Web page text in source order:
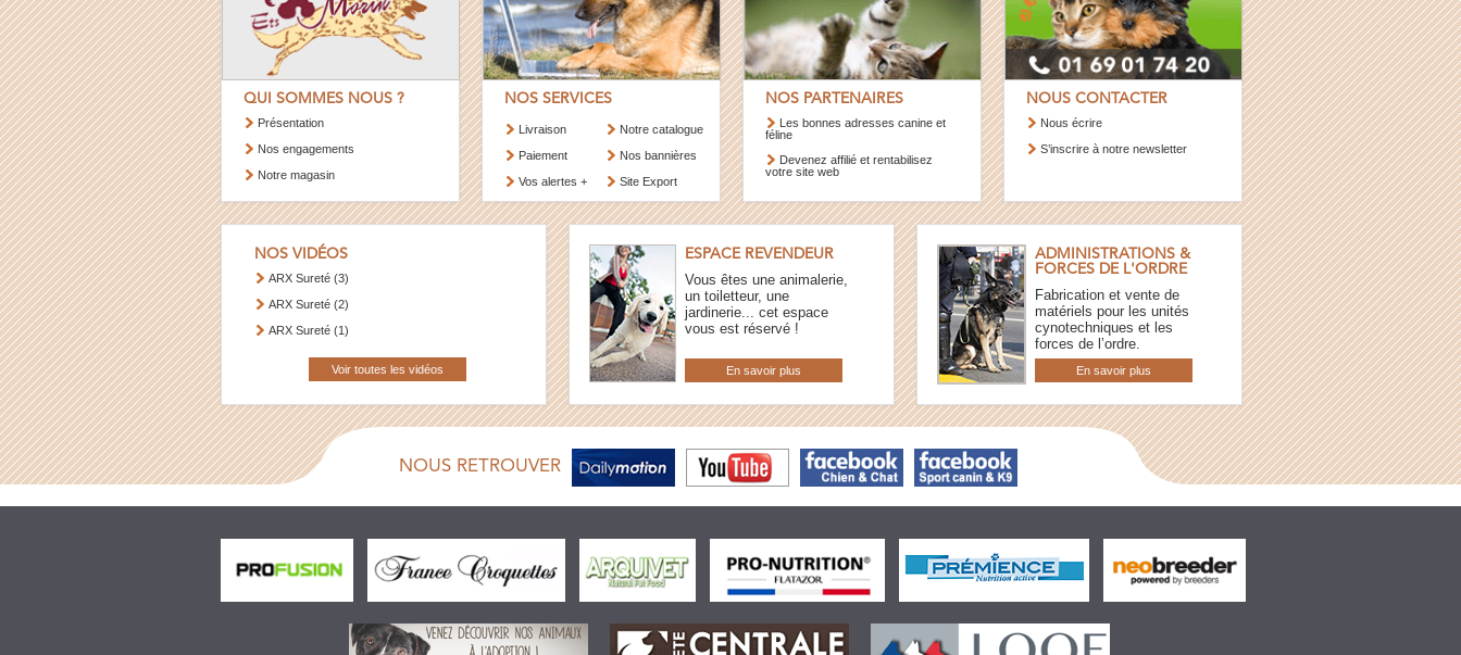
QUI SOMMES NOUS ?
Présentation
Nos engagements
Notre magasin
NOS SERVICES
Livraison
Paiement
Vos alertes +
Notre catalogue
Nos bannières
Site Export
NOS PARTENAIRES
Les bonnes adresses canine et
féline
Devenez affilié et rentabilisez
votre site web
NOUS CONTACTER
Nous écrire
S’inscrire à notre newsletter
NOS VIDÉOS
ARX Sureté (3)
ARX Sureté (2)
ARX Sureté (1)
Voir toutes les vidéos
ESPACE REVENDEUR
Vous êtes une animalerie,
un toiletteur, une
jardinerie... cet espace
vous est réservé !
En savoir plus
ADMINISTRATIONS &
FORCES DE L'ORDRE
Fabrication et vente de
matériels pour les unités
cynotechniques et les
forces de l’ordre.
En savoir plus
NOUS RETROUVER